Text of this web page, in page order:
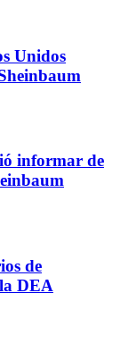
Unidos
informar de
de
DEA